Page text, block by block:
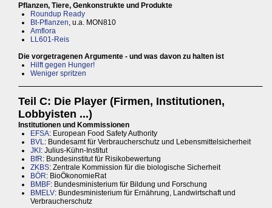
Pflanzen, Tiere, Genkonstrukte und Produkte
Roundup Ready
Bt-Pflanzen , u.a. MON810
Amflora
LL601-Reis
Die vorgetragenen Argumente - und was davon zu halten ist
Hilft gegen Hunger!
Weniger spritzen
Teil C: Die Player (Firmen, Institutionen,
Lobbyisten ...)
Institutionen und Kommissionen
EFSA: European Food Safety Authority
BVL : Bundesamt für Verbraucherschutz und Lebensmittelsicherheit
JKI: Julius-Kühn-Institut
BfR: Bundesinstitut für Risikobewertung
ZKBS: Zentrale Kommission für die biologische Sicherheit
BÖR: BioÖkonomieRat
BMBF: Bundesministerium für Bildung und Forschung
BMELV: Bundesministerium für Ernährung, Landwirtschaft und
Verbraucherschutz